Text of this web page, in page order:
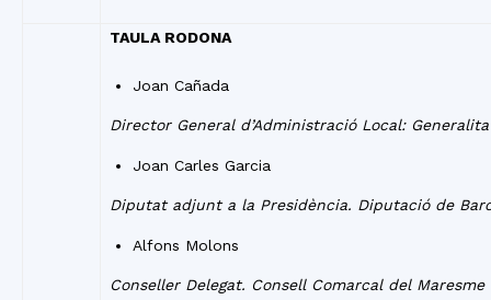
TAULA RODONA
Joan Cañada
Director General d’Administració Local:
Joan Carles Garcia
Diputat adjunt a la Presidència. Diputació de
Alfons Molons
Conseller Delegat. Consell Comarcal del Maresme